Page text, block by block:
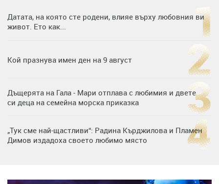
Датата, на която сте родени, влияе върху любовния ви
живот. Ето как...
Кой празнува имен ден на 9 август
Дъщерята на Гала - Мари отплава с любимия и двете
си деца на семейна морска приказка
„Тук сме най-щастливи“: Радина Кърджилова и Пламен
Димов издадоха своето любимо място
кадри с Башар Рахал и малкия им син